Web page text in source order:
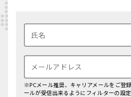
※PCメール推奨、キャリアメールをご登
ールが受信出来るようにフィルターの設